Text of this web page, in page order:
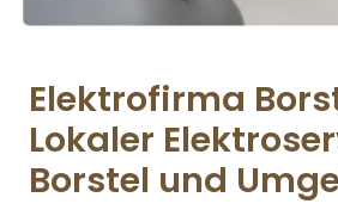
Elektrofirma
Lokaler
Borstel und